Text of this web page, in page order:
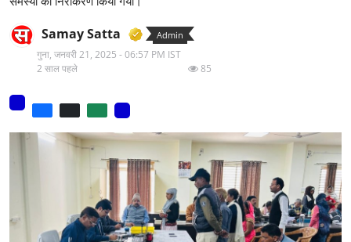
नौकरी
टिप्पणी - एक नया लेख
Samay Satta Admin
गुना, जनवरी 21, 2025 - 06:57 PM IST
2 साल पहले
85